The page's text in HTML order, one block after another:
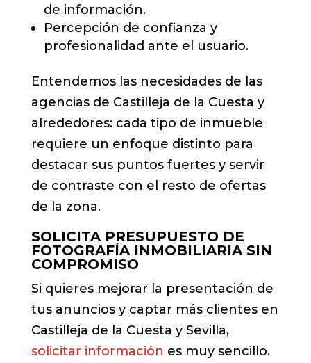
de información.
Percepción de confianza y
profesionalidad ante el usuario.
Entendemos las necesidades de las
agencias de Castilleja de la Cuesta y
alrededores: cada tipo de inmueble
requiere un enfoque distinto para
destacar sus puntos fuertes y servir
de contraste con el resto de ofertas
de la zona.
SOLICITA PRESUPUESTO DE
FOTOGRAFÍA INMOBILIARIA SIN
COMPROMISO
Si quieres mejorar la presentación de
tus anuncios y captar más clientes en
Castilleja de la Cuesta y Sevilla,
solicitar información es muy sencillo.